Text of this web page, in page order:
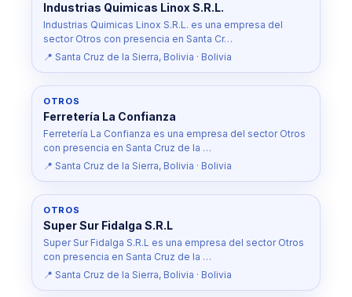
Industrias Quimicas Linox S.R.L.
Industrias Quimicas Linox S.R.L. es una empresa del
sector Otros con presencia en Santa Cr…
📍 Santa Cruz de la Sierra, Bolivia · Bolivia
OTROS
Ferretería La Confianza
Ferretería La Confianza es una empresa del sector Otros
con presencia en Santa Cruz de la …
📍 Santa Cruz de la Sierra, Bolivia · Bolivia
OTROS
Super Sur Fidalga S.R.L
Super Sur Fidalga S.R.L es una empresa del sector Otros
con presencia en Santa Cruz de la …
📍 Santa Cruz de la Sierra, Bolivia · Bolivia